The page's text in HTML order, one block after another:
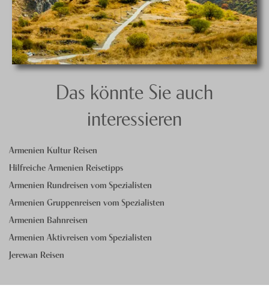
Das könnte Sie auch
interessieren
Armenien Kultur Reisen
Hilfreiche Armenien Reisetipps
Armenien Rundreisen vom Spezialisten
Armenien Gruppenreisen vom Spezialisten
Armenien Bahnreisen
Armenien Aktivreisen vom Spezialisten
Jerewan Reisen